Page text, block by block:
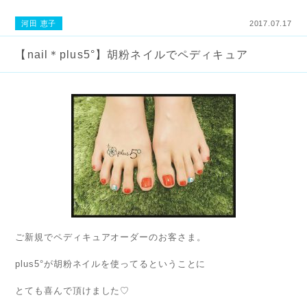
河田 恵子 2017.07.17
【nail＊plus5°】胡粉ネイルでペディキュア
ご新規でペディキュアオーダーのお客さま。
plus5°が胡粉ネイルを使ってるということに
とても喜んで頂けました♡